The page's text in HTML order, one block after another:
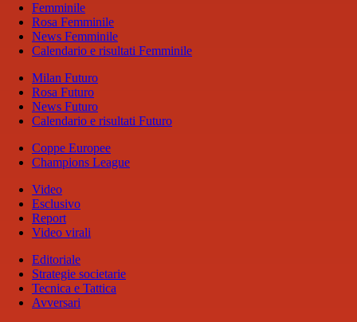
Femminile
Rosa Femminile
News Femminile
Calendario e risultati Femminile
Milan Futuro
Rosa Futuro
News Futuro
Calendario e risultati Futuro
Coppe Europee
Champions League
Video
Esclusivo
Report
Video virali
Editoriale
Strategie societarie
Tecnica e Tattica
Avversari